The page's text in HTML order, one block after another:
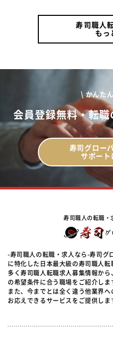
寿司職人
もっ
\ かんた
会員登録無料・転
寿司グロー
サポート
寿司職人の転職・
-寿司職人の転職・求人なら-寿司グ
に特化した日本最大級の寿司職人転
多く寿司職人転職求人募集情報か
の希望条件に合う職場をご紹介しま
また、今までとは全く違う他業界
お応えできるサービスをご提供しま